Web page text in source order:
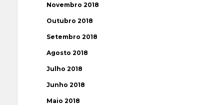
Novembro 2018
Outubro 2018
Setembro 2018
Agosto 2018
Julho 2018
Junho 2018
Maio 2018